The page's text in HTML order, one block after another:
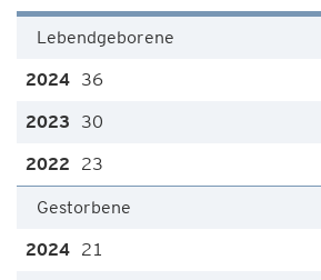
Lebendgeborene
36
30
23
Gestorbene
21